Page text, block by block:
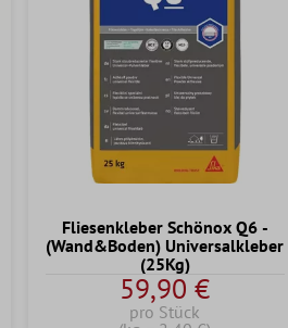
Fliesenkleber Schönox Q6 -
(Wand&Boden) Universalkleber
(25Kg)
59,90 €
pro Stück